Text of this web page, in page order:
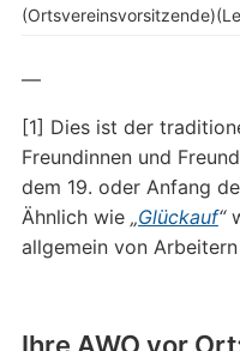
(Ortsvereinsvorsitzende)
—
[1] Dies ist der
Freundinnen und
dem 19. oder Anfang
Ähnlich wie„Glückauf“
allgemein von